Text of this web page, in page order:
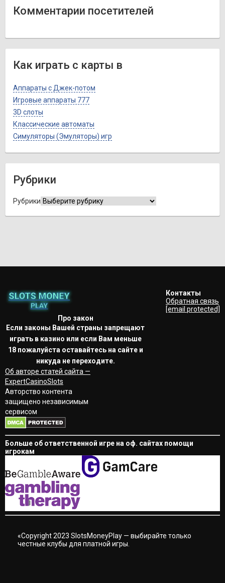
Комментарии посетителей
Как играть с карты в
Аппараты с Джек-потом
Игровые аппараты 777
3D слоты
Классические автоматы
Симуляторы (Эмуляторы) игр
Рубрики
Рубрики
Контакты
Обратная связь
[email protected]
Про закон
Если законы Вашей страны запрещают
играть в казино или если Вам меньше
18 пожалуйста оставайтесь на сайте и
никуда не переходите.
Об авторе статей сайта —
ExpertCasinoSlots
Авторство контента
защищено независимым
сервисом
Больше об ответственной игре на оф. сайтах помощи
игрокам
«Copyright 2023 SlotsMoneyPlay — выбирайте только
честные клубы для платной игры.